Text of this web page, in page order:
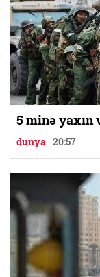
5 minə yaxın
dunya 20:57